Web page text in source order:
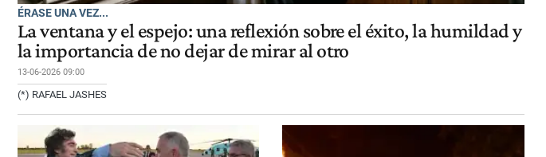
ÉRASE UNA VEZ...
La ventana y el espejo: una reflexión sobre el éxito, la humildad y
la importancia de no dejar de mirar al otro
13-06-2026 09:00
(*) RAFAEL JASHES